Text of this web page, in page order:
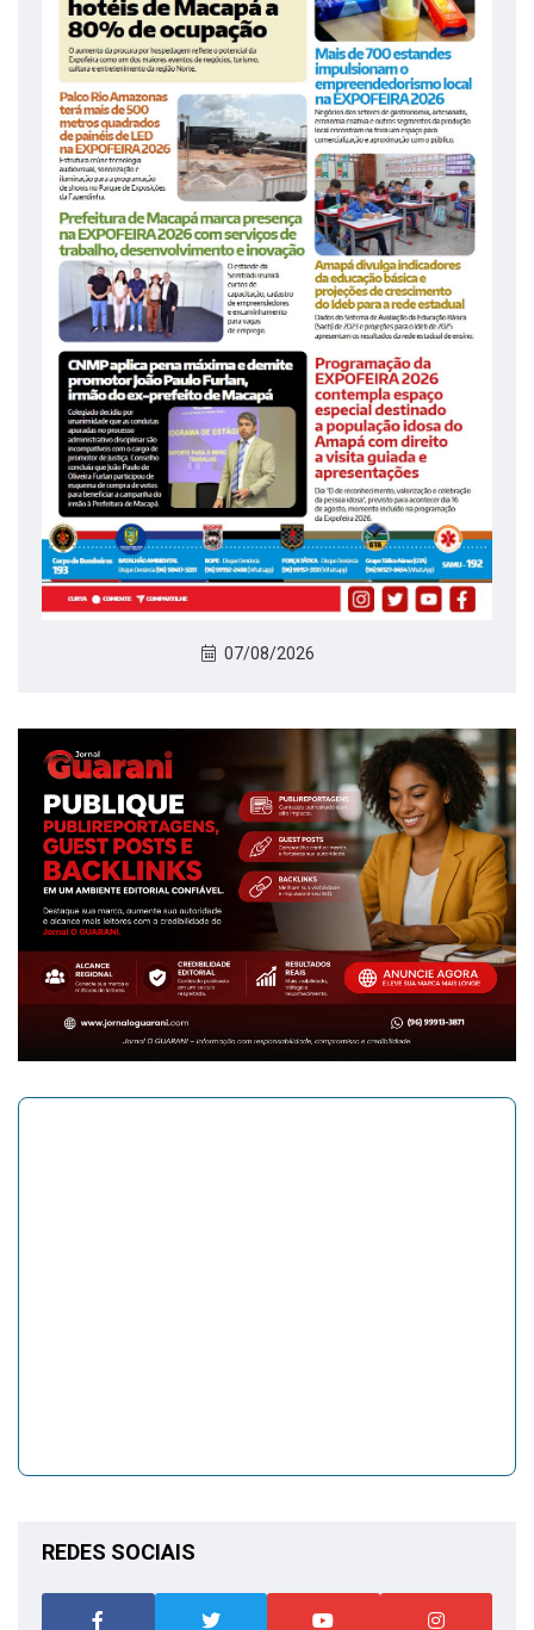
07/08/2026
REDES SOCIAIS